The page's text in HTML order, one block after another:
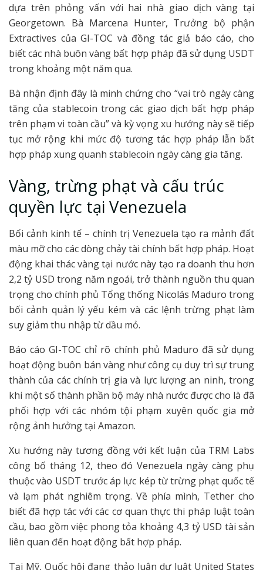
dựa trên phỏng vấn với hai nhà giao dịch vàng tại
Georgetown. Bà Marcena Hunter, Trưởng bộ phận
Extractives của GI-TOC và đồng tác giả báo cáo, cho
biết các nhà buôn vàng bất hợp pháp đã sử dụng USDT
trong khoảng một năm qua.
Bà nhận định đây là minh chứng cho “vai trò ngày càng
tăng của stablecoin trong các giao dịch bất hợp pháp
trên phạm vi toàn cầu” và kỳ vọng xu hướng này sẽ tiếp
tục mở rộng khi mức độ tương tác hợp pháp lẫn bất
hợp pháp xung quanh stablecoin ngày càng gia tăng.
Vàng, trừng phạt và cấu trúc
quyền lực tại Venezuela
Bối cảnh kinh tế – chính trị Venezuela tạo ra mảnh đất
màu mỡ cho các dòng chảy tài chính bất hợp pháp. Hoạt
động khai thác vàng tại nước này tạo ra doanh thu hơn
2,2 tỷ USD trong năm ngoái, trở thành nguồn thu quan
trọng cho chính phủ Tổng thống Nicolás Maduro trong
bối cảnh quản lý yếu kém và các lệnh trừng phạt làm
suy giảm thu nhập từ dầu mỏ.
Báo cáo GI-TOC chỉ rõ chính phủ Maduro đã sử dụng
hoạt động buôn bán vàng như công cụ duy trì sự trung
thành của các chính trị gia và lực lượng an ninh, trong
khi một số thành phần bộ máy nhà nước được cho là đã
phối hợp với các nhóm tội phạm xuyên quốc gia mở
rộng ảnh hưởng tại Amazon.
Xu hướng này tương đồng với kết luận của TRM Labs
công bố tháng 12, theo đó Venezuela ngày càng phụ
thuộc vào USDT trước áp lực kép từ trừng phạt quốc tế
và lạm phát nghiêm trọng. Về phía mình, Tether cho
biết đã hợp tác với các cơ quan thực thi pháp luật toàn
cầu, bao gồm việc phong tỏa khoảng 4,3 tỷ USD tài sản
liên quan đến hoạt động bất hợp pháp.
Tại Mỹ, Quốc hội đang thảo luận dự luật United States